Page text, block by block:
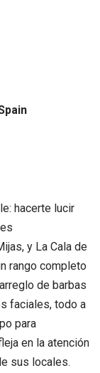
hacerte lucir
y La Cala de
rango completo
de barbas
faciales, todo a
para
en la atención
sus locales.